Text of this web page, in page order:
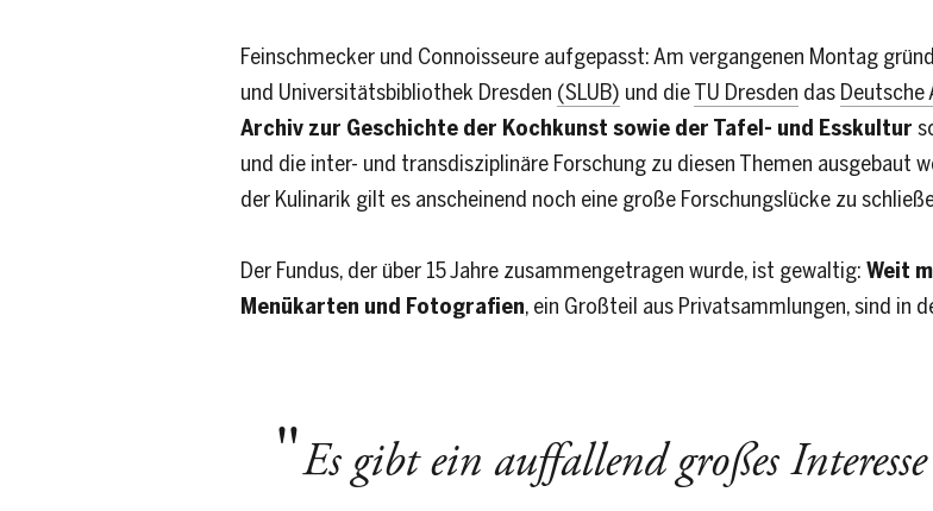
Feinschmecker und Connoisseure aufgepasst: Am vergangenen Montag
und Universitätsbibliothek Dresden (SLUB) und dieTU Dresden das Deutsche
Archiv zur Geschichte der Kochkunst sowie der Tafel- und Esskultur
und die inter- und transdisziplinäre Forschung zu diesen Themen ausgebaut
der Kulinarik gilt es anscheinend noch eine große Forschungslücke zu
Der Fundus, der über 15 Jahre zusammengetragen wurde, ist gewaltig: Weit
Menükarten und Fotografien, ein Großteil aus Privatsammlungen, sind in
Es gibt ein auffallend großes